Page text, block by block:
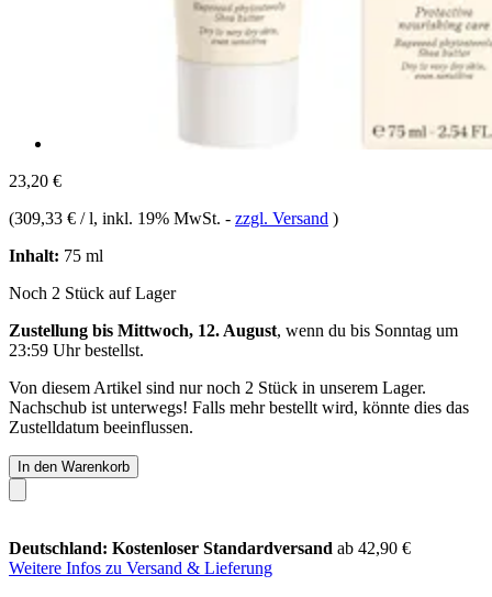
23,20 €
(309,33 € / l, inkl. 19% MwSt. - zzgl. Versand )
Inhalt: 75 ml
Noch 2 Stück auf Lager
Zustellung bis Mittwoch, 12. August, wenn du bis Sonntag um
23:59 Uhrbestellst.
Von diesem Artikel sind nur noch 2 Stück in unserem Lager.
Nachschub ist unterwegs! Falls mehr bestellt wird, könnte dies das
Zustelldatum beeinflussen.
In den Warenkorb
Deutschland: Kostenloser Standardversand ab 42,90 €
Weitere Infos zu Versand & Lieferung